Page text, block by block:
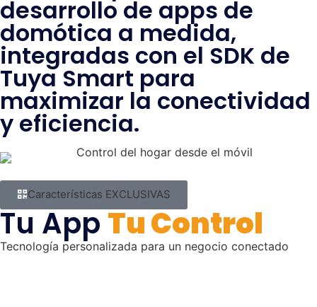
desarrollo de apps de
domótica a medida,
integradas con el SDK de
Tuya Smart para
maximizar la conectividad
y eficiencia.
Características EXCLUSIVAS
Tu App Tu Control
Tecnología personalizada para un negocio conectado